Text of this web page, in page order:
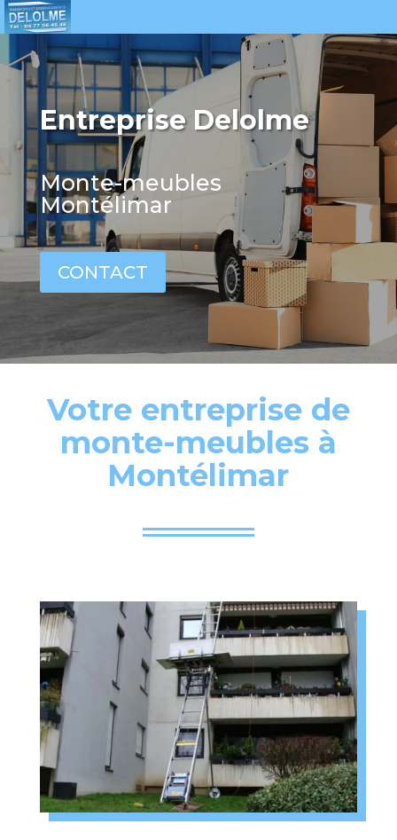
Entreprise Delolme
Monte-meubles
Montélimar
CONTACT
Votre entreprise de
monte-meubles à
Montélimar